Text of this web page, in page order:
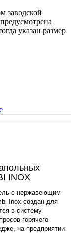
заводской
указан размер
INOX
с нержавеющим
Inox создан для
в систему
горячего
на предприятии